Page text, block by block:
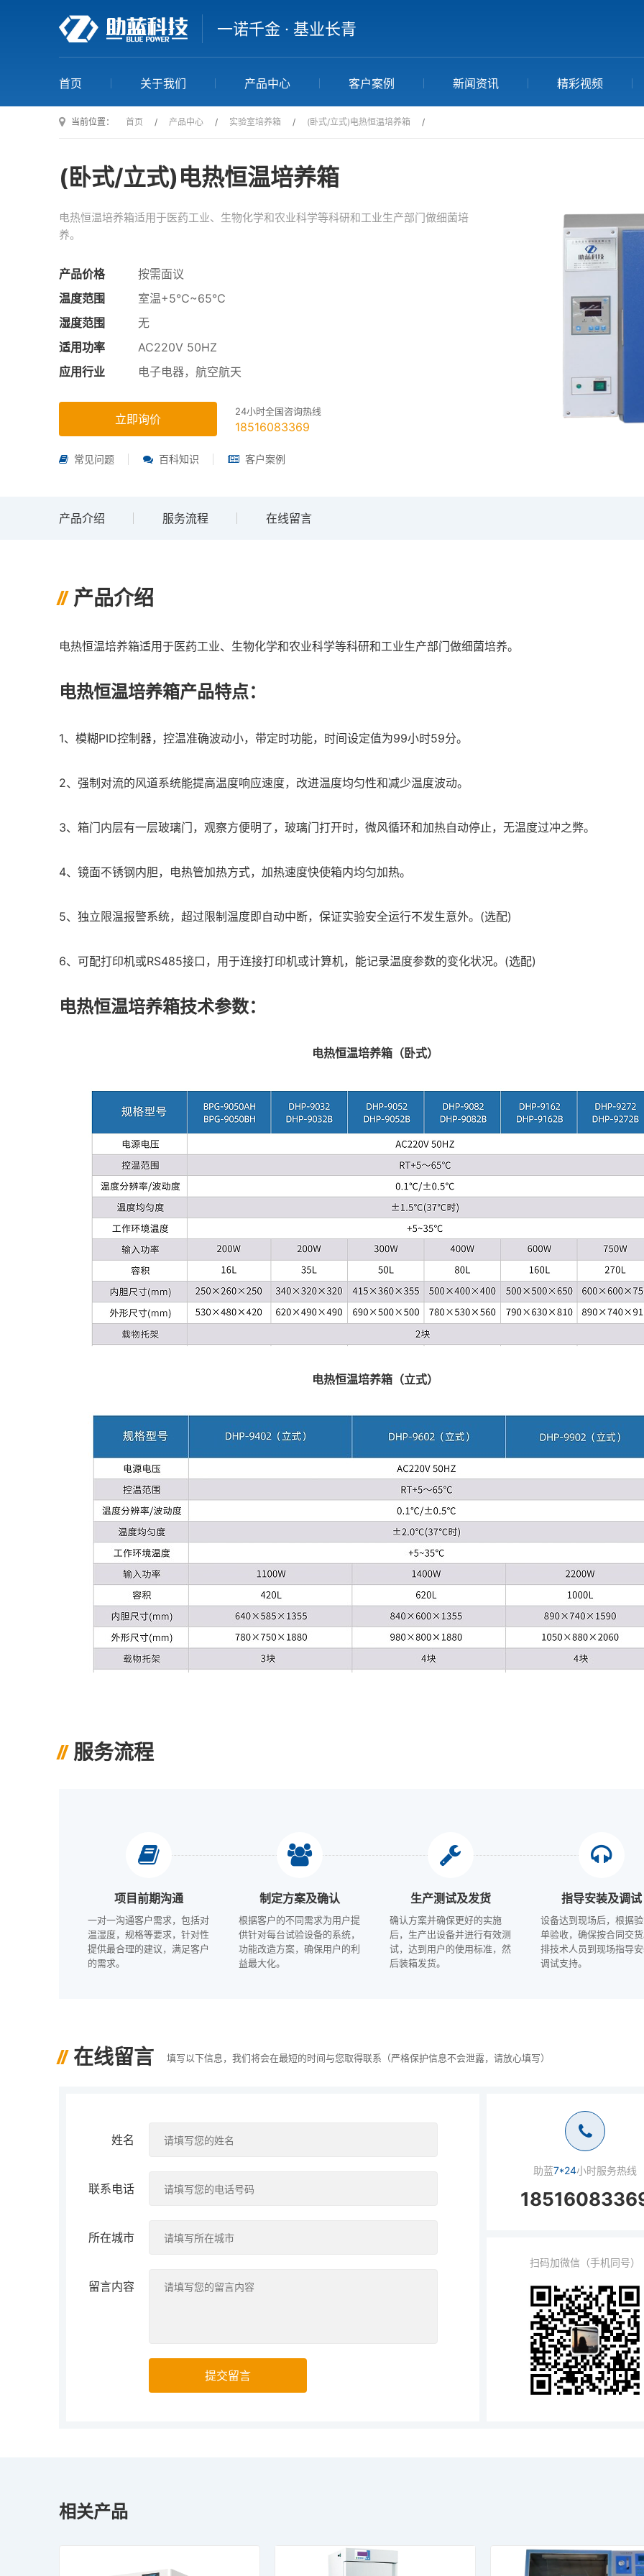
一诺千金 · 基业长青
首页 关于我们 产品中心 客户案例 新闻资讯 精彩视频
当前位置： 首页 / 产品中心 / 实验室培养箱 / (卧式/立式)电热恒温培养箱 /
(卧式/立式)电热恒温培养箱
电热恒温培养箱适用于医药工业、生物化学和农业科学等科研和工业生产部门做细菌培
养。
产品价格
按需面议
温度范围
室温+5℃~65℃
湿度范围
无
适用功率
AC220V 50HZ
应用行业
电子电器，航空航天
立即询价
24小时全国咨询热线
18516083369
常见问题 百科知识 客户案例
产品介绍 服务流程 在线留言
产品介绍
电热恒温培养箱适用于医药工业、生物化学和农业科学等科研和工业生产部门做细菌培养。
电热恒温培养箱产品特点：
1、模糊PID控制器，控温准确波动小，带定时功能，时间设定值为99小时59分。
2、强制对流的风道系统能提高温度响应速度，改进温度均匀性和减少温度波动。
3、箱门内层有一层玻璃门，观察方便明了，玻璃门打开时，微风循环和加热自动停止，无温度过冲之弊。
4、镜面不锈钢内胆，电热管加热方式，加热速度快使箱内均匀加热。
5、独立限温报警系统，超过限制温度即自动中断，保证实验安全运行不发生意外。(选配)
6、可配打印机或RS485接口，用于连接打印机或计算机，能记录温度参数的变化状况。(选配)
电热恒温培养箱技术参数：
电热恒温培养箱（卧式）
电热恒温培养箱（立式）
服务流程
项目前期沟通
一对一沟通客户需求，包括对
温湿度，规格等要求，针对性
提供最合理的建议，满足客户
的需求。
制定方案及确认
根据客户的不同需求为用户提
供针对每台试验设备的系统，
功能改造方案，确保用户的利
益最大化。
生产测试及发货
确认方案并确保更好的实施
后，生产出设备并进行有效测
试，达到用户的使用标准，然
后装箱发货。
指导安装及调试
设备达到现场后，根据
单验收，确保按合同交
排技术人员到现场指导
调试支持。
在线留言 填写以下信息，我们将会在最短的时间与您取得联系（严格保护信息不会泄露，请放心填写）
姓名
联系电话
所在城市
留言内容
提交留言
助蓝7*24小时服务热线
扫码加微信（手机同号）
相关产品